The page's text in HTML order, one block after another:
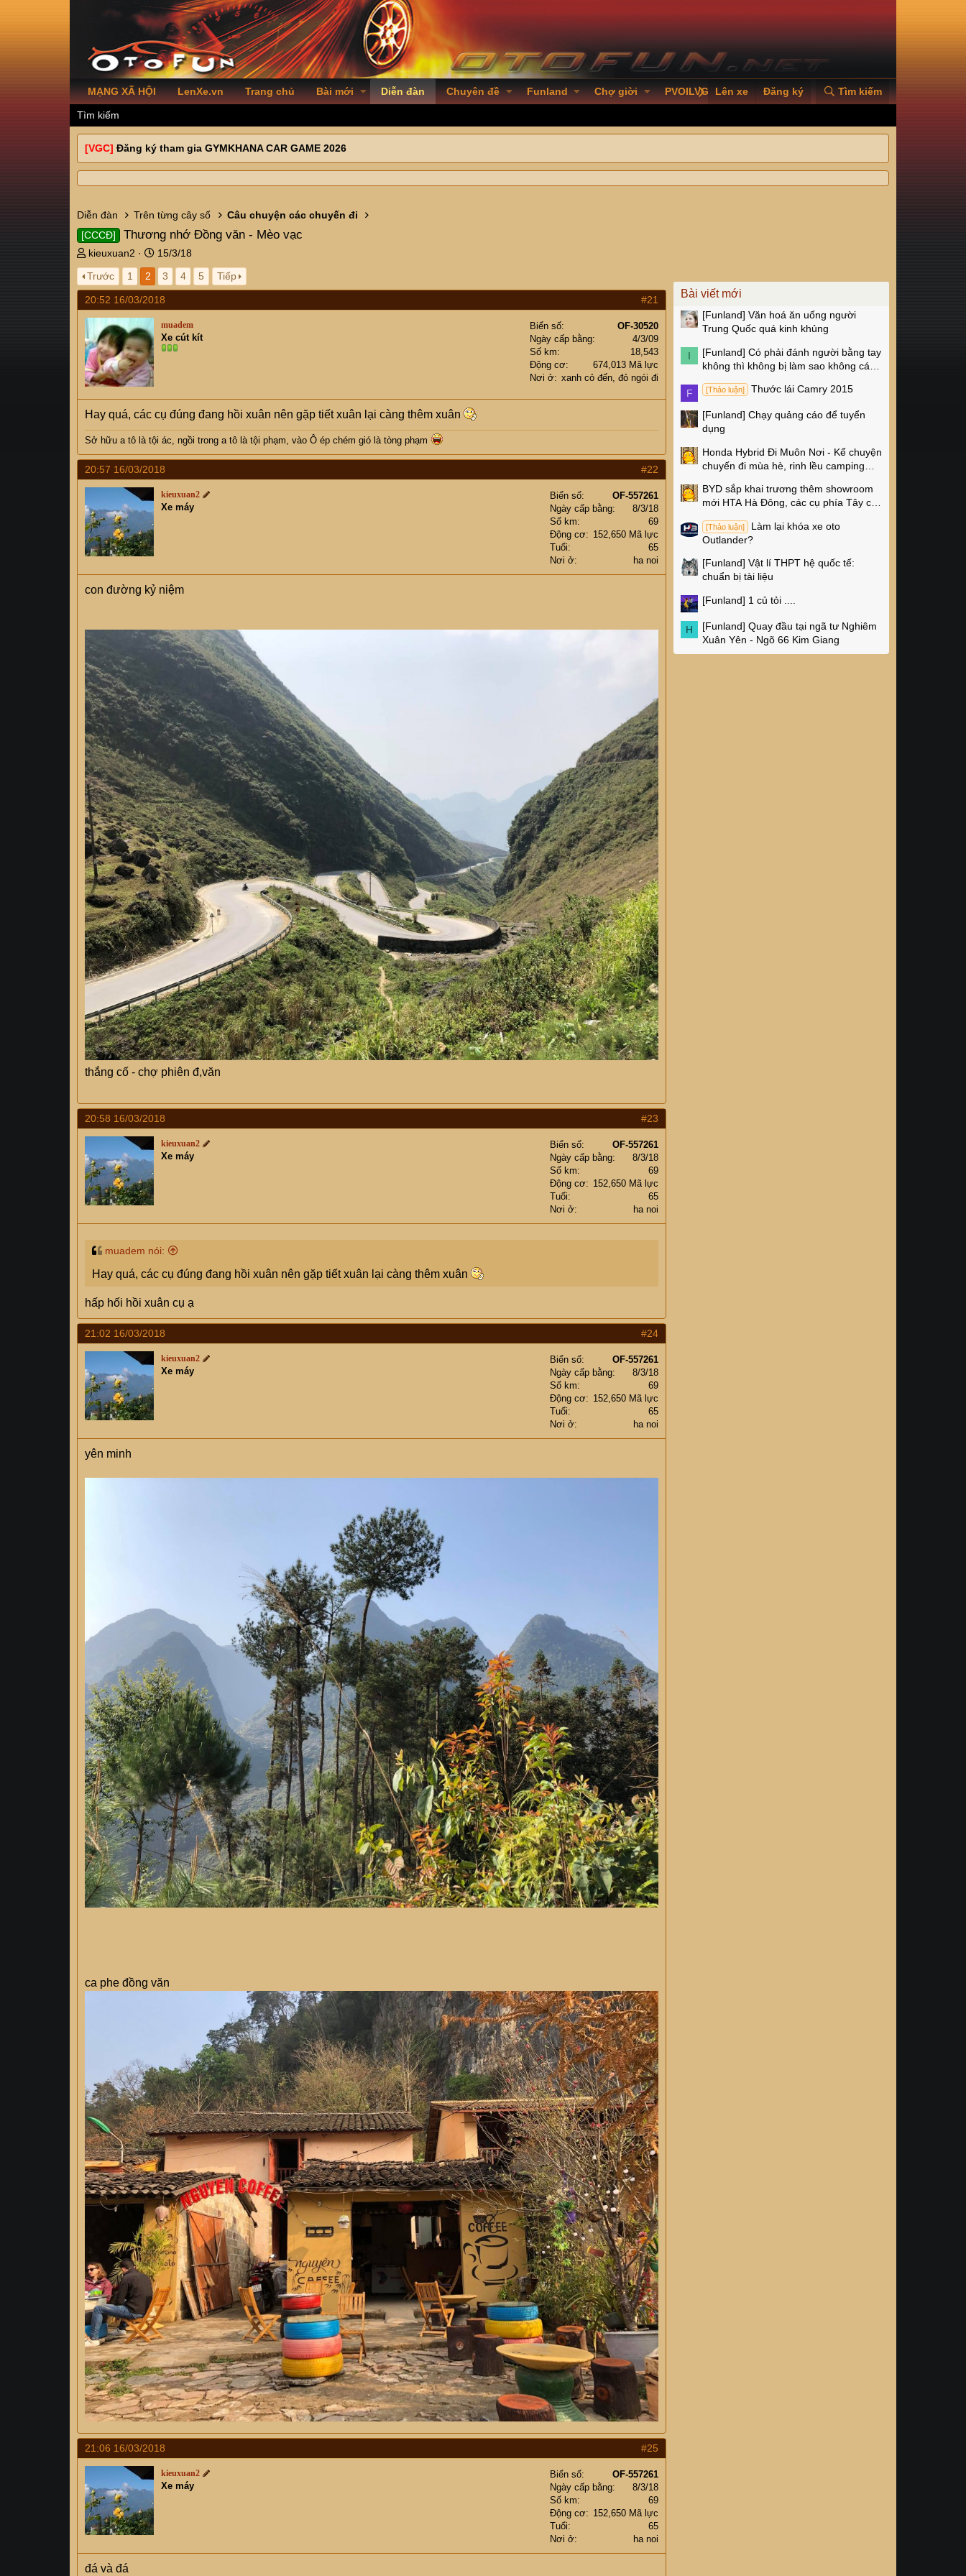
MẠNG XÃ HỘI LenXe.vn Trang chủ Bài mới Diễn đàn Chuyên đề Funland Chợ giời PVOILVGC2026
Lên xe Đăng ký Tìm kiếm
Tìm kiếm
[VGC] Đăng ký tham gia GYMKHANA CAR GAME 2026
Diễn đàn Trên từng cây số Câu chuyện các chuyến đi
[CCCĐ] Thương nhớ Đồng văn - Mèo vạc
T
h
r
e
a
d
s
t
a
r
t
e
r
kieuxuan2
N
g
y
g
15/3/18
Trước
1 2 3 4 5 Tiếp
20:52 16/03/2018 #21
muadem
Xe cút kít
Biển số
OF-30520
Ngày cấp bằng
4/3/09
Số km
18,543
Động cơ
674,013 Mã lực
Nơi ở
xanh cỏ đến, đỏ ngói đi
Hay quá, các cụ đúng đang hồi xuân nên gặp tiết xuân lại càng thêm xuân
Sở hữu a tô là tội ác, ngồi trong a tô là tội phạm, vào Ô ép chém gió là tòng phạm
20:57 16/03/2018 #22
kieuxuan2
Xe máy
Biển số
OF-557261
Ngày cấp bằng
8/3/18
Số km
69
Động cơ
152,650 Mã lực
Tuổi
65
Nơi ở
ha noi
con đường kỷ niệm
thắng cố - chợ phiên đ,văn
20:58 16/03/2018 #23
kieuxuan2
Xe máy
Biển số
OF-557261
Ngày cấp bằng
8/3/18
Số km
69
Động cơ
152,650 Mã lực
Tuổi
65
Nơi ở
ha noi
muadem nói:
Hay quá, các cụ đúng đang hồi xuân nên gặp tiết xuân lại càng thêm xuân
hấp hối hồi xuân cụ ạ
21:02 16/03/2018 #24
kieuxuan2
Xe máy
Biển số
OF-557261
Ngày cấp bằng
8/3/18
Số km
69
Động cơ
152,650 Mã lực
Tuổi
65
Nơi ở
ha noi
yên minh
ca phe đồng văn
21:06 16/03/2018 #25
kieuxuan2
Xe máy
Biển số
OF-557261
Ngày cấp bằng
8/3/18
Số km
69
Động cơ
152,650 Mã lực
Tuổi
65
Nơi ở
ha noi
đá và đá
Bài viết mới
[Funland] Văn hoá ăn uống người
Trung Quốc quá kinh khủng
I [Funland] Có phải đánh người bằng tay
không thì không bị làm sao không các
F
[Thảo luận] Thước lái Camry 2015
[Funland] Chạy quảng cáo để tuyển
dụng
Honda Hybrid Đi Muôn Nơi - Kể chuyện
chuyến đi mùa hè, rinh lều camping
BYD sắp khai trương thêm showroom
mới HTA Hà Đông, các cụ phía Tây có
[Thảo luận]
Làm lại khóa xe oto
Outlander?
[Funland] Vật lí THPT hệ quốc tế:
chuẩn bị tài liệu
[Funland] 1 củ tỏi ....
H [Funland] Quay đầu tại ngã tư Nghiêm
Xuân Yên - Ngõ 66 Kim Giang